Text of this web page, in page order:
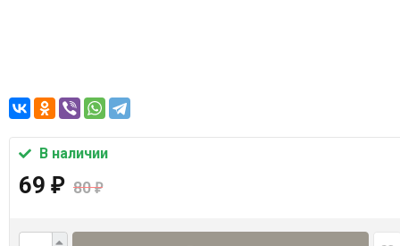
В наличии
69 ₽ 80₽